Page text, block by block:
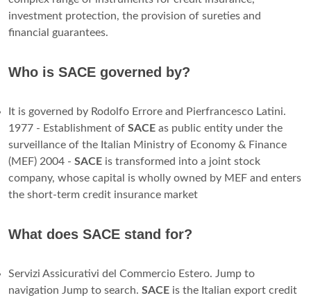
investment protection, the provision of sureties and
financial guarantees.
Who is SACE governed by?
It is governed by Rodolfo Errore and Pierfrancesco Latini.
1977 - Establishment of SACE as public entity under the
surveillance of the Italian Ministry of Economy & Finance
(MEF) 2004 - SACE is transformed into a joint stock
company, whose capital is wholly owned by MEF and enters
the short-term credit insurance market
What does SACE stand for?
Servizi Assicurativi del Commercio Estero. Jump to
navigation Jump to search. SACE is the Italian export credit